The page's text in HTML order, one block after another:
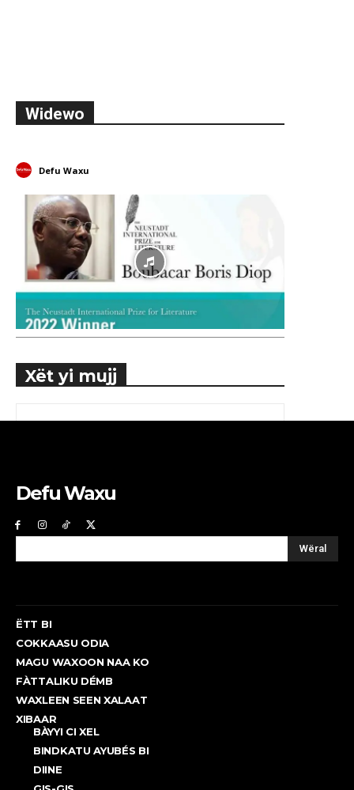
Widewo
Defu Waxu
Xët yi mujj
Defu Waxu
Wëral
ËTT BI
COKKAASU ODIA
MAGU WAXOON NAA KO
FÀTTALIKU DÉMB
WAXLEEN SEEN XALAAT
XIBAAR
BÀYYI CI XEL
BINDKATU AYUBÉS BI
DIINE